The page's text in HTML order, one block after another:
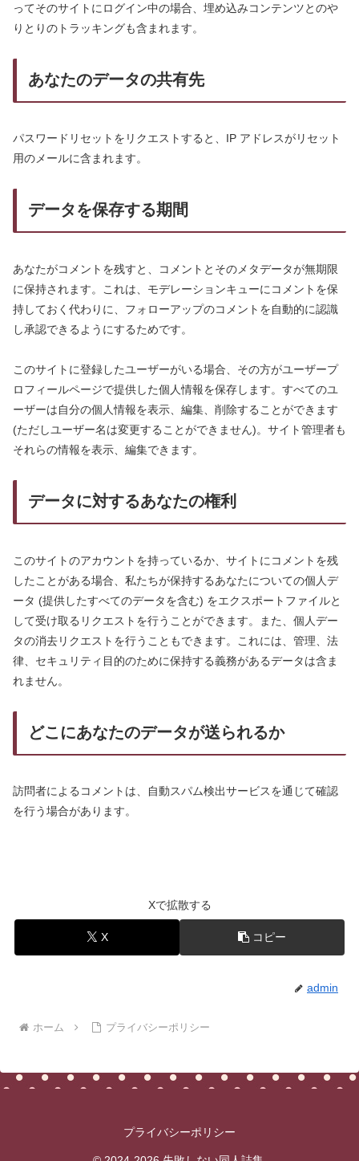
ってそのサイトにログイン中の場合、埋め込みコンテンツとのや
りとりのトラッキングも含まれます。
あなたのデータの共有先
パスワードリセットをリクエストすると、IP アドレスがリセット
用のメールに含まれます。
データを保存する期間
あなたがコメントを残すと、コメントとそのメタデータが無期限
に保持されます。これは、モデレーションキューにコメントを保
持しておく代わりに、フォローアップのコメントを自動的に認識
し承認できるようにするためです。
このサイトに登録したユーザーがいる場合、その方がユーザープ
ロフィールページで提供した個人情報を保存します。すべてのユ
ーザーは自分の個人情報を表示、編集、削除することができます
(ただしユーザー名は変更することができません)。サイト管理者も
それらの情報を表示、編集できます。
データに対するあなたの権利
このサイトのアカウントを持っているか、サイトにコメントを残
したことがある場合、私たちが保持するあなたについての個人デ
ータ (提供したすべてのデータを含む) をエクスポートファイルと
して受け取るリクエストを行うことができます。また、個人デー
タの消去リクエストを行うこともできます。これには、管理、法
律、セキュリティ目的のために保持する義務があるデータは含ま
れません。
どこにあなたのデータが送られるか
訪問者によるコメントは、自動スパム検出サービスを通じて確認
を行う場合があります。
Xで拡散する
X コピー
admin
ホーム プライバシーポリシー
プライバシーポリシー